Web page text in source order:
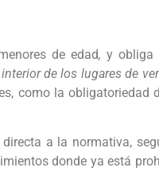
de edad,y obliga
de los lugares de
como la obligatoriedad
a la normativa,
donde ya está